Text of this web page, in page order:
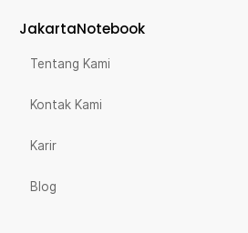
JakartaNotebook
Tentang Kami
Kontak Kami
Karir
Blog